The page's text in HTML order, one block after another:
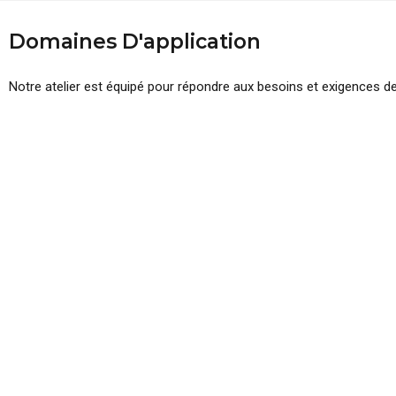
Domaines D'application
Notre atelier est équipé pour répondre aux besoins et exigences